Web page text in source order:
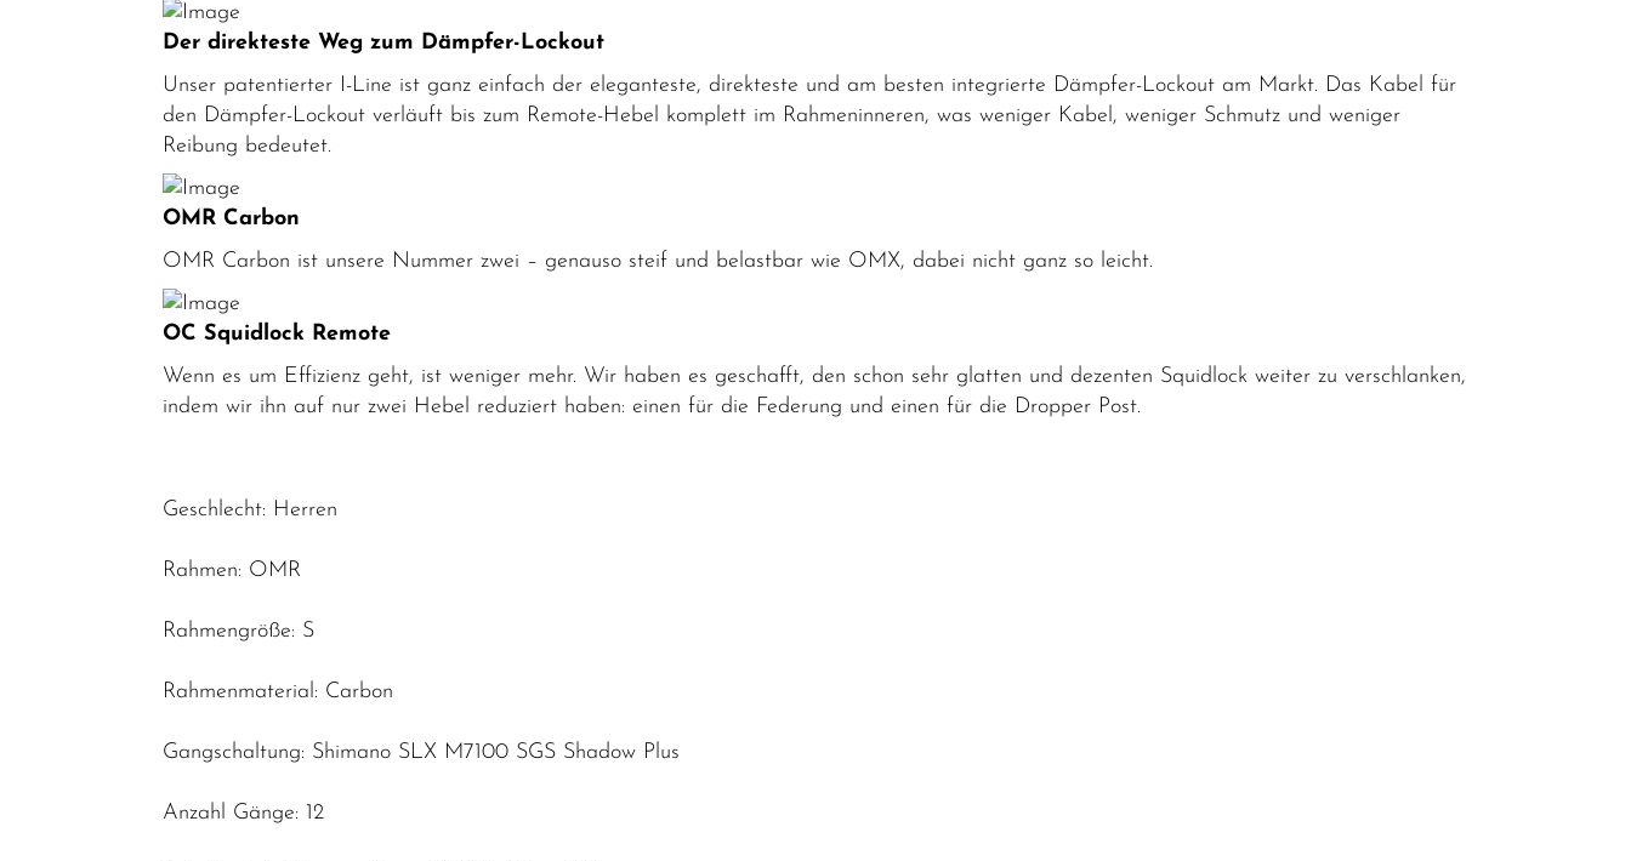
JugendfahrräderDer direkteste Weg zum Dämpfer-Lockout
Unser patentierter I-Line ist ganz einfach der eleganteste, direkteste und am besten integrierte Dämpfer-Lockout am Markt. Das Kabel für
den Dämpfer-Lockout verläuft bis zum Remote-Hebel komplett im Rahmeninneren, was weniger Kabel, weniger Schmutz und weniger
Reibung bedeutet.
OMR Carbon
OMR Carbon ist unsere Nummer zwei – genauso steif und belastbar wie OMX, dabei nicht ganz so leicht.
OC Squidlock Remote
Wenn es um Effizienz geht, ist weniger mehr. Wir haben es geschafft, den schon sehr glatten und dezenten Squidlock weiter zu verschlanken,
indem wir ihn auf nur zwei Hebel reduziert haben: einen für die Federung und einen für die Dropper Post.
Geschlecht: Herren
Rahmen: OMR
Rahmengröße: S
Rahmenmaterial: Carbon
Gangschaltung: Shimano SLX M7100 SGS Shadow Plus
Anzahl Gänge: 12